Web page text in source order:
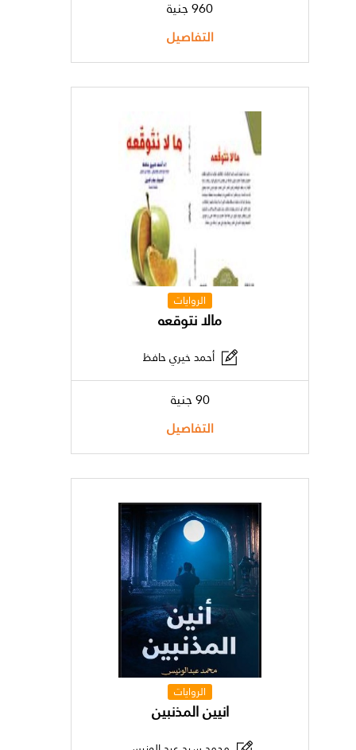
960 جنية
التفاصيل
الروايات
مالا نتوقعه
أحمد خيري حافظ
90 جنية
التفاصيل
الروايات
انيين المذنبين